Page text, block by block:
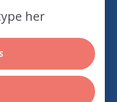
her